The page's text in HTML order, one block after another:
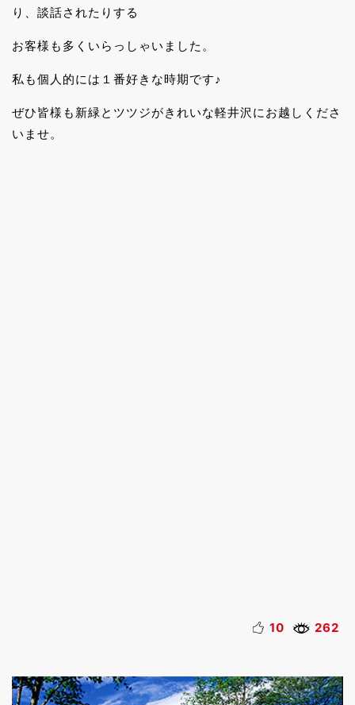
り、談話されたりする
お客様も多くいらっしゃいました。
私も個人的には１番好きな時期です♪
ぜひ皆様も新緑とツツジがきれいな軽井沢にお越しくださ
いませ。
10 262